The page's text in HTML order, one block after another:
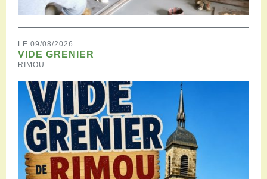
LE 09/08/2026
VIDE GRENIER
RIMOU